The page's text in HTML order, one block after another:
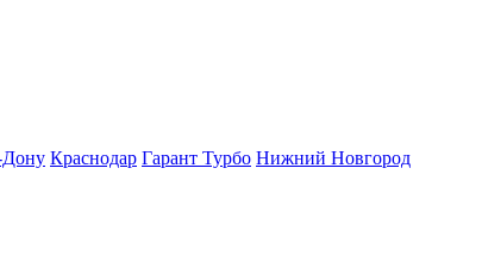
Дону Краснодар Гарант Турбо Нижний Новгород